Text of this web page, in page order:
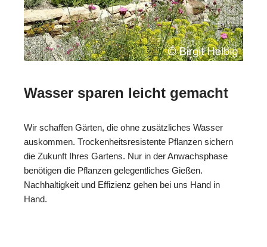
Wasser sparen leicht gemacht
Wir schaffen Gärten, die ohne zusätzliches Wasser
auskommen. Trockenheitsresistente Pflanzen sichern
die Zukunft Ihres Gartens. Nur in der Anwachsphase
benötigen die Pflanzen gelegentliches Gießen.
Nachhaltigkeit und Effizienz gehen bei uns Hand in
Hand.